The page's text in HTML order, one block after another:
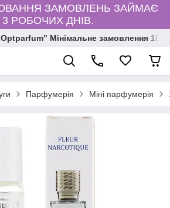
ЗАМОВЛЕНЬ ЗАЙМАЄ
РОБОЧИХ ДНІВ.
Мінімальне замовлення
Парфумерія Міні парфумерія